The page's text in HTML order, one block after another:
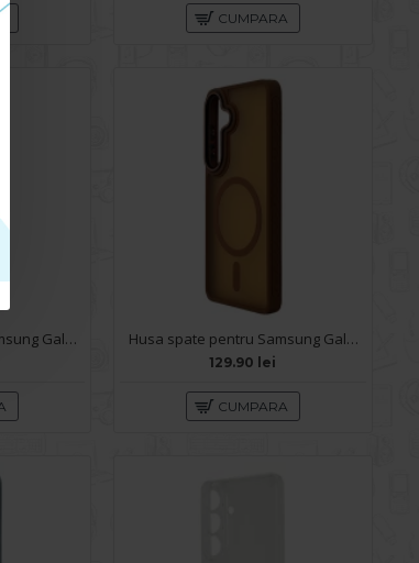
CUMPARA
Husa spate pentru Samsung Galaxy S26 Berlia 360 - Blue Husa spate pentru Samsung Galaxy S26 Matte Case Magsafe - Semitransparent/Gold
129.90 lei
CUMPARA